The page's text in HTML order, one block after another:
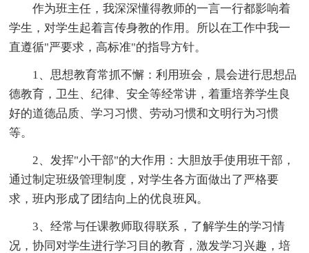
作为班主任，我深深懂得教师的一言一行都影响着
学生，对学生起着言传身教的作用。所以在工作中我一
直遵循"严要求，高标准"的指导方针。
1、思想教育常抓不懈：利用班会，晨会进行思想品
德教育，卫生、纪律、安全等经常讲，着重培养学生良
好的道德品质、学习习惯、劳动习惯和文明行为习惯
等。
2、发挥"小干部"的大作用：大胆放手使用班干部，
通过制定班级管理制度，对学生各方面做出了严格要
求，班内形成了团结向上的优良班风。
3、经常与任课教师取得联系，了解学生的学习情
况，协同对学生进行学习目的教育，激发学习兴趣，培